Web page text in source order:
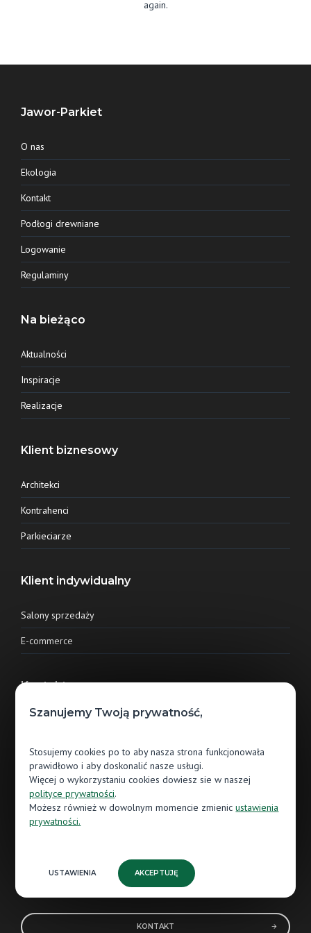
again.
Jawor-Parkiet
O nas
Ekologia
Kontakt
Podłogi drewniane
Logowanie
Regulaminy
Na bieżąco
Aktualności
Inspiracje
Realizacje
Klient biznesowy
Architekci
Kontrahenci
Parkieciarze
Klient indywidualny
Salony sprzedaży
E-commerce
Kontakt
Jawor-Parkiet sp. z o.o.
13-300 Nowe Miasto Lubawskie
56 474 80 85
NIP: 8771485608
REGON: 522505664
KONTAKT
Szanujemy Twoją prywatność,
Stosujemy cookies po to aby nasza strona funkcjonowała
prawidłowo i aby doskonalić nasze usługi.
Więcej o wykorzystaniu cookies dowiesz sie w naszej
polityce prywatności.
Możesz również w dowolnym momencie zmienicustawienia
prywatności.
USTAWIENIA AKCEPTUJĘ